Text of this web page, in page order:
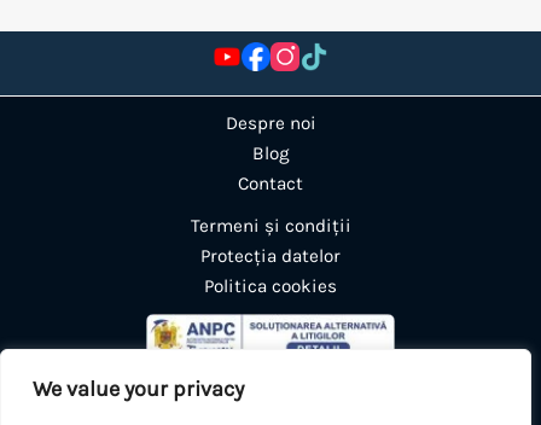
We value your privacy
Despre noi
Blog
Contact
Termeni și condiții
Protecția datelor
Politica cookies